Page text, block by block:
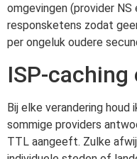
omgevingen (provider
responsketens zodat
per ongeluk oudere
ISP-
Bij elke verandering houd
sommige providers
TTL aangeeft. Zulke